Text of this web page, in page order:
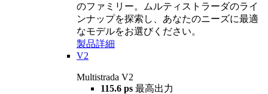
のファミリー。ムルティストラーダのライ
ンナップを探索し、あなたのニーズに最適
なモデルをお選びください。
製品詳細
V2
Multistrada V2
115.6 ps 最高出力